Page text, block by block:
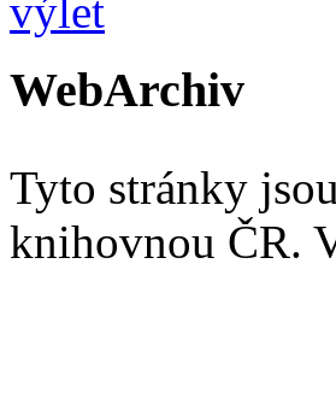
WebArchiv
Tyto stránky
knihovnou ČR.